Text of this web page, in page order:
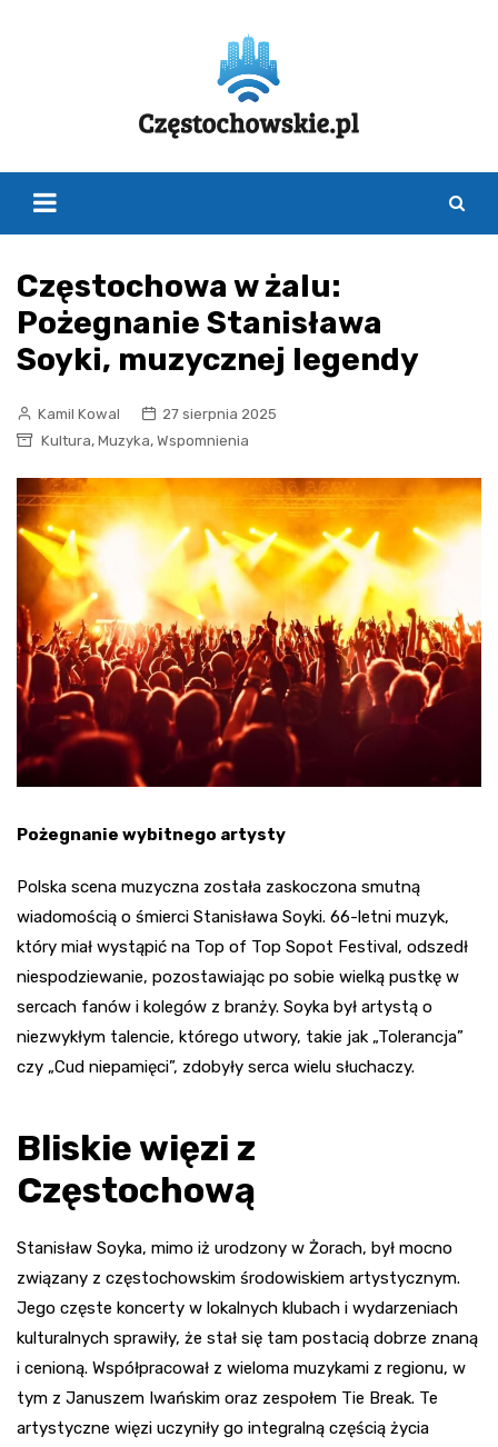
Częstochowa w żalu:
Pożegnanie Stanisława
Soyki, muzycznej legendy
Kamil Kowal
27 sierpnia 2025
Kultura, Muzyka, Wspomnienia
Pożegnanie wybitnego artysty
Polska scena muzyczna została zaskoczona smutną
wiadomością o śmierci Stanisława Soyki. 66-letni muzyk,
który miał wystąpić na Top of Top Sopot Festival, odszedł
niespodziewanie, pozostawiając po sobie wielką pustkę w
sercach fanów i kolegów z branży. Soyka był artystą o
niezwykłym talencie, którego utwory, takie jak „Tolerancja”
czy „Cud niepamięci”, zdobyły serca wielu słuchaczy.
Bliskie więzi z
Częstochową
Stanisław Soyka, mimo iż urodzony w Żorach, był mocno
związany z częstochowskim środowiskiem artystycznym.
Jego częste koncerty w lokalnych klubach i wydarzeniach
kulturalnych sprawiły, że stał się tam postacią dobrze znaną
i cenioną. Współpracował z wieloma muzykami z regionu, w
tym z Januszem Iwańskim oraz zespołem Tie Break. Te
artystyczne więzi uczyniły go integralną częścią życia